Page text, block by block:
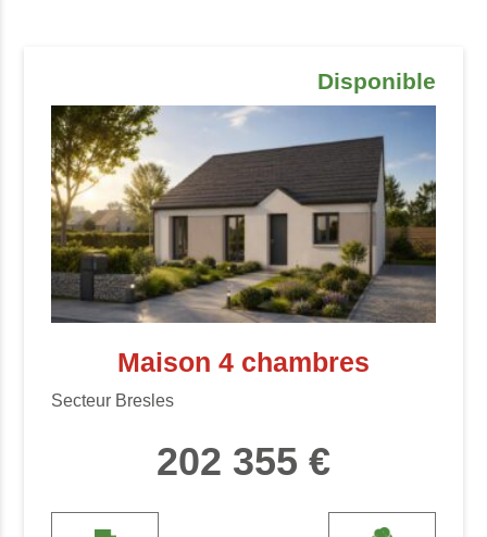
Disponible
Maison 4 chambres
Secteur Bresles
202 355 €